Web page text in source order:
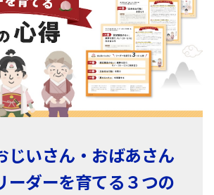
じいさん・おばあさん
ーダーを育てる３つの